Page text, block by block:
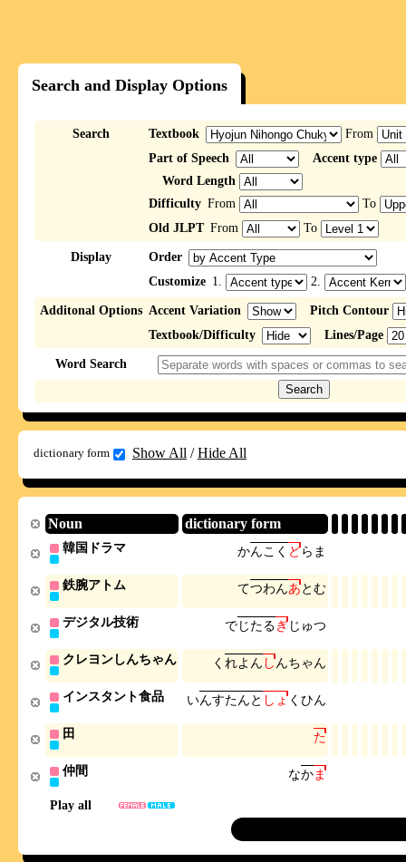
Search and Display Options
Search Textbook
From
Part of Speech
Accent type
Word Length
Difficulty From
To
Old JLPT From To
Display
Order
Customize 1. 2.
Additonal Options Accent Variation
Pitch Contour
Textbook/Difficulty
Lines/Page
Word Search
dictionary form Show All /Hide All
Noun dictionary form
Play all
韓国ドラマ かんこ く どら ま
鉄腕アトム てつわんあとむ
デジタル技術 でじたるぎじ ゅつ
クレヨンしんちゃん く れよ ん しんちゃん
インスタント食品 いんすたんと し ょく ひん
田 た
仲間 なかま